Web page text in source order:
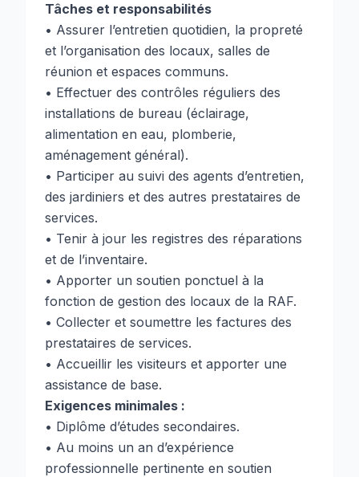
Tâches et responsabilités
• Assurer l’entretien quotidien, la propreté
et l’organisation des locaux, salles de
réunion et espaces communs.
• Effectuer des contrôles réguliers des
installations de bureau (éclairage,
alimentation en eau, plomberie,
aménagement général).
• Participer au suivi des agents d’entretien,
des jardiniers et des autres prestataires de
services.
• Tenir à jour les registres des réparations
et de l’inventaire.
• Apporter un soutien ponctuel à la
fonction de gestion des locaux de la RAF.
• Collecter et soumettre les factures des
prestataires de services.
• Accueillir les visiteurs et apporter une
assistance de base.
Exigences minimales :
• Diplôme d’études secondaires.
• Au moins un an d’expérience
professionnelle pertinente en soutien